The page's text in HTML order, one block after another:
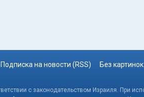
Подписка на новости (RSS) Без картинок
с законодательством Израиля. При